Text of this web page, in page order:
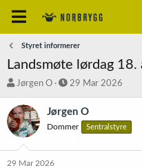
Styret informerer
Landsmøte lørdag
T
å
d
s
Jørgen O
S
a
t
29 Mar 2026
Jørgen O
Dommer Sentralstyre
29 Mar 2026